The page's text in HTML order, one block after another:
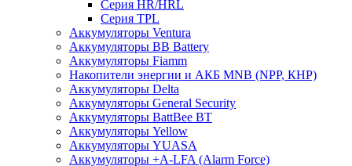
Серия HR/HRL
Серия TPL
Аккумуляторы Ventura
Аккумуляторы BB Battery
Аккумуляторы Fiamm
Накопители энергии и АКБ MNB (NPP, КНР)
Аккумуляторы Delta
Аккумуляторы General Security
Аккумуляторы BattBee BT
Аккумуляторы Yellow
Аккумуляторы YUASA
Аккумуляторы +A-LFA (Alarm Force)